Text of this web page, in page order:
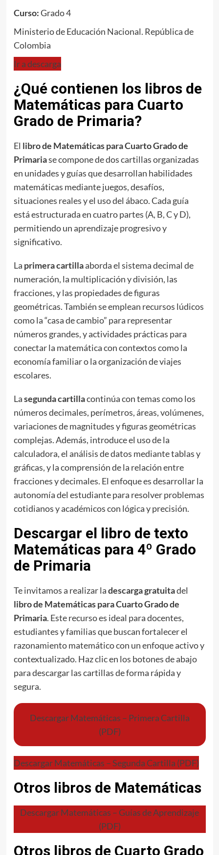
Curso:Grado 4
Ministerio de Educación Nacional. República de
Colombia
Ir a descarga
¿Qué contienen los libros de
Matemáticas para Cuarto
Grado de Primaria?
El libro de Matemáticas para Cuarto Grado de
Primariase compone de dos cartillas organizadas
en unidades y guías que desarrollan habilidades
matemáticas mediante juegos, desafíos,
situaciones reales y el uso del ábaco. Cada guía
está estructurada en cuatro partes (A, B, C y D),
permitiendo un aprendizaje progresivo y
significativo.
La primera cartillaaborda el sistema decimal de
numeración, la multiplicación y división, las
fracciones, y las propiedades de figuras
geométricas. También se emplean recursos lúdicos
como la “casa de cambio” para representar
números grandes, y actividades prácticas para
conectar la matemática con contextos como la
economía familiar o la organización de viajes
escolares.
Lasegunda cartillacontinúa con temas como los
números decimales, perímetros, áreas, volúmenes,
variaciones de magnitudes y figuras geométricas
complejas. Además, introduce el uso de la
calculadora, el análisis de datos mediante tablas y
gráficas, y la comprensión de la relación entre
fracciones y decimales. El enfoque es desarrollar la
autonomía del estudiante para resolver problemas
cotidianos y académicos con lógica y precisión.
Descargar el libro de texto
Matemáticas para 4º Grado
de Primaria
Te invitamos a realizar ladescarga gratuitadel
libro de Matemáticas para Cuarto Grado de
Primaria. Este recurso es ideal para docentes,
estudiantes y familias que buscan fortalecer el
razonamiento matemático con un enfoque activo y
contextualizado. Haz clic en los botones de abajo
para descargar las cartillas de forma rápida y
segura.
Descargar Matemáticas – Primera Cartilla
(PDF)
Descargar Matemáticas – Segunda Cartilla (PDF)
Otros libros de Matemáticas
Descargar Matemáticas – Guías de Aprendizaje
(PDF)
Otros libros de Cuarto Grado